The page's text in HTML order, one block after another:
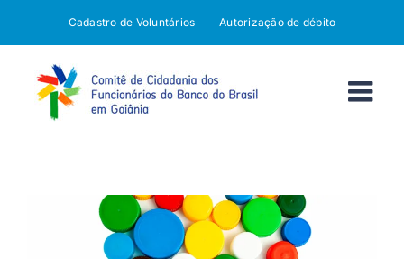
conteúdo
Cadastro de Voluntários Autorização de débito